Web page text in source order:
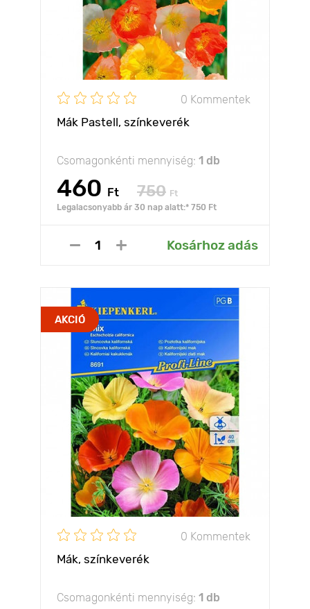
0 Kommentek
Mák Pastell, színkeverék
Csomagonkénti mennyiség: 1 db
460 Ft 750 Ft
Legalacsonyabb ár 30 nap alatt:* 750 Ft
Kosárhoz adás
AKCIÓ
0 Kommentek
Mák, színkeverék
Csomagonkénti mennyiség: 1 db